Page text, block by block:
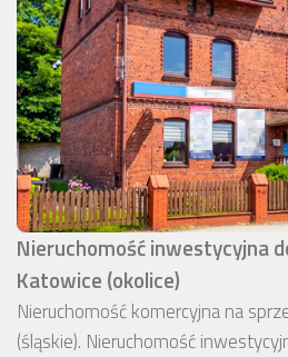
Nieruchomość inwestycyjna
Katowice (okolice)
Nieruchomość komercyjna na
(śląskie). Nieruchomość